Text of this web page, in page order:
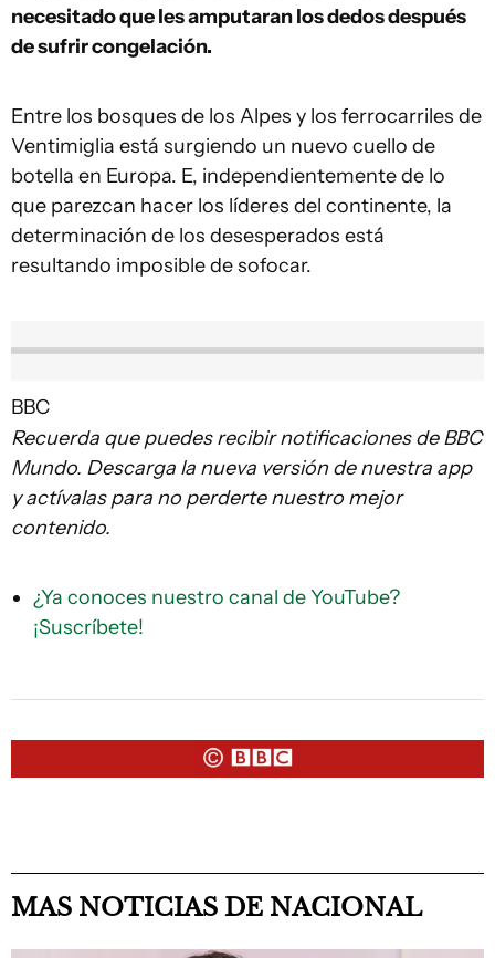
necesitado que les amputaran los dedos después
de sufrir congelación.
Entre los bosques de los Alpes y los ferrocarriles de
Ventimiglia está surgiendo un nuevo cuello de
botella en Europa. E, independientemente de lo
que parezcan hacer los líderes del continente, la
determinación de los desesperados está
resultando imposible de sofocar.
BBC
Recuerda que puedes recibir notificaciones de BBC
Mundo. Descarga la nueva versión de nuestra app
y actívalas para no perderte nuestro mejor
contenido.
¿Ya conoces nuestro canal de YouTube?
¡Suscríbete!
MAS NOTICIAS DE NACIONAL